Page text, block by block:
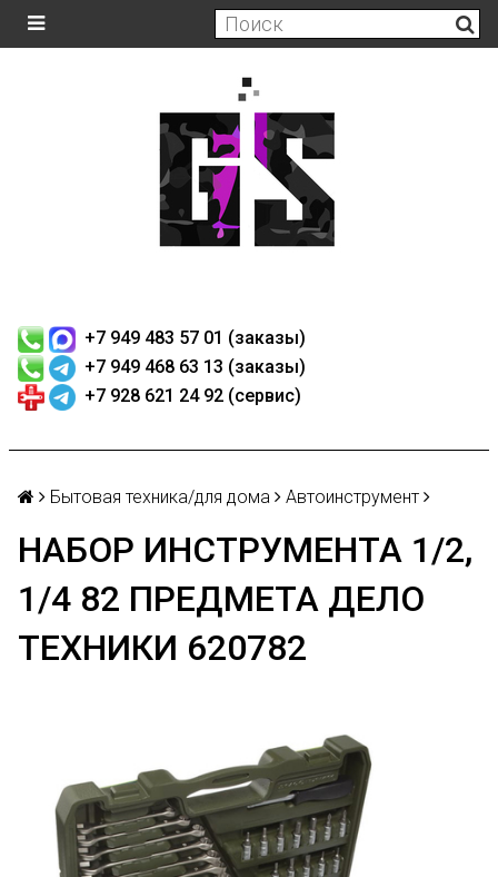
+7 949 483 57 01 (заказы)
+7 949 468 63 13 (заказы)
+7 928 621 24 92 (сервис)
Бытовая техника/для дома Автоинструмент
НАБОР ИНСТРУМЕНТА 1/2,
1/4 82 ПРЕДМЕТА ДЕЛО
ТЕХНИКИ 620782